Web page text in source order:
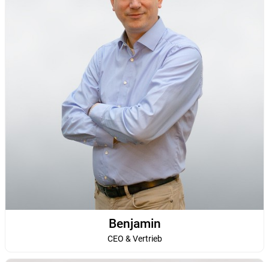
Benjamin
CEO & Vertrieb